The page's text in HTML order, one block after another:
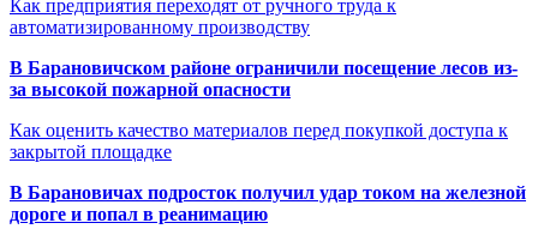
Как предприятия переходят от ручного труда к
автоматизированному производству
В Барановичском районе ограничили посещение лесов из-
за высокой пожарной опасности
Как оценить качество материалов перед покупкой доступа к
закрытой площадке
В Барановичах подросток получил удар током на железной
дороге и попал в реанимацию